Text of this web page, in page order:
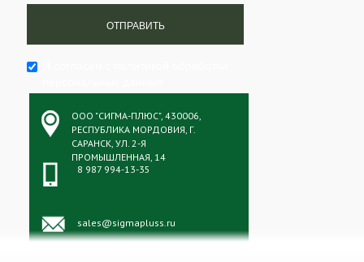
ООО "СИГМА-ПЛЮС", 430006,
РЕСПУБЛИКА МОРДОВИЯ, Г.
САРАНСК, УЛ. 2-Я
ПРОМЫШЛЕННАЯ, 14
8 987 994-13-35
sales@sigmapluss.ru